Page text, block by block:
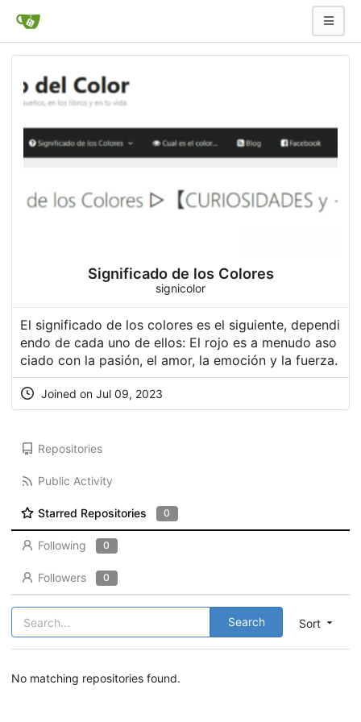
Significado de los Colores
signicolor
El significado de los colores es el siguiente, dependi
endo de cada uno de ellos: El rojo es a menudo aso
ciado con la pasión, el amor, la emoción y la fuerza.
Joined on Jul 09, 2023
Repositories
Public Activity
Starred Repositories 0
Following 0
Followers 0
Sort
Search
No matching repositories found.